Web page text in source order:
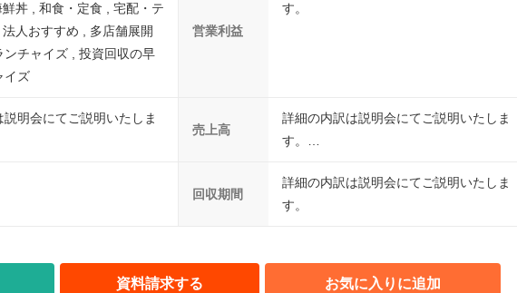
丼 , 和食・定食 , 宅配・テ
人おすすめ , 多店舗展開
ンチャイズ , 投資回収の早
イズ
営業利益
す。
明会にてご説明いたしま
売上高
詳細の内訳は説明会にてご説明いたしま
す。…
回収期間
詳細の内訳は説明会にてご説明いたしま
す。
資料請求する お気に入りに追加